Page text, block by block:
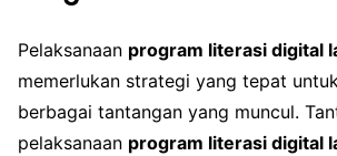
Pelaksanaan program literasi digital
memerlukan strategi yang tepat
berbagai tantangan yang muncul.
pelaksanaan program literasi digital